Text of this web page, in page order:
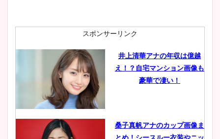
肉も凄い！
鈴木唯の太ってた時の体重が
ヤバすぎww原因や痩せたダ
スポンサーリンク
井上清華アナの年収は億越
え！？自宅マンション画像も
豪華で凄い！
桑子真帆アナのカップ画像ま